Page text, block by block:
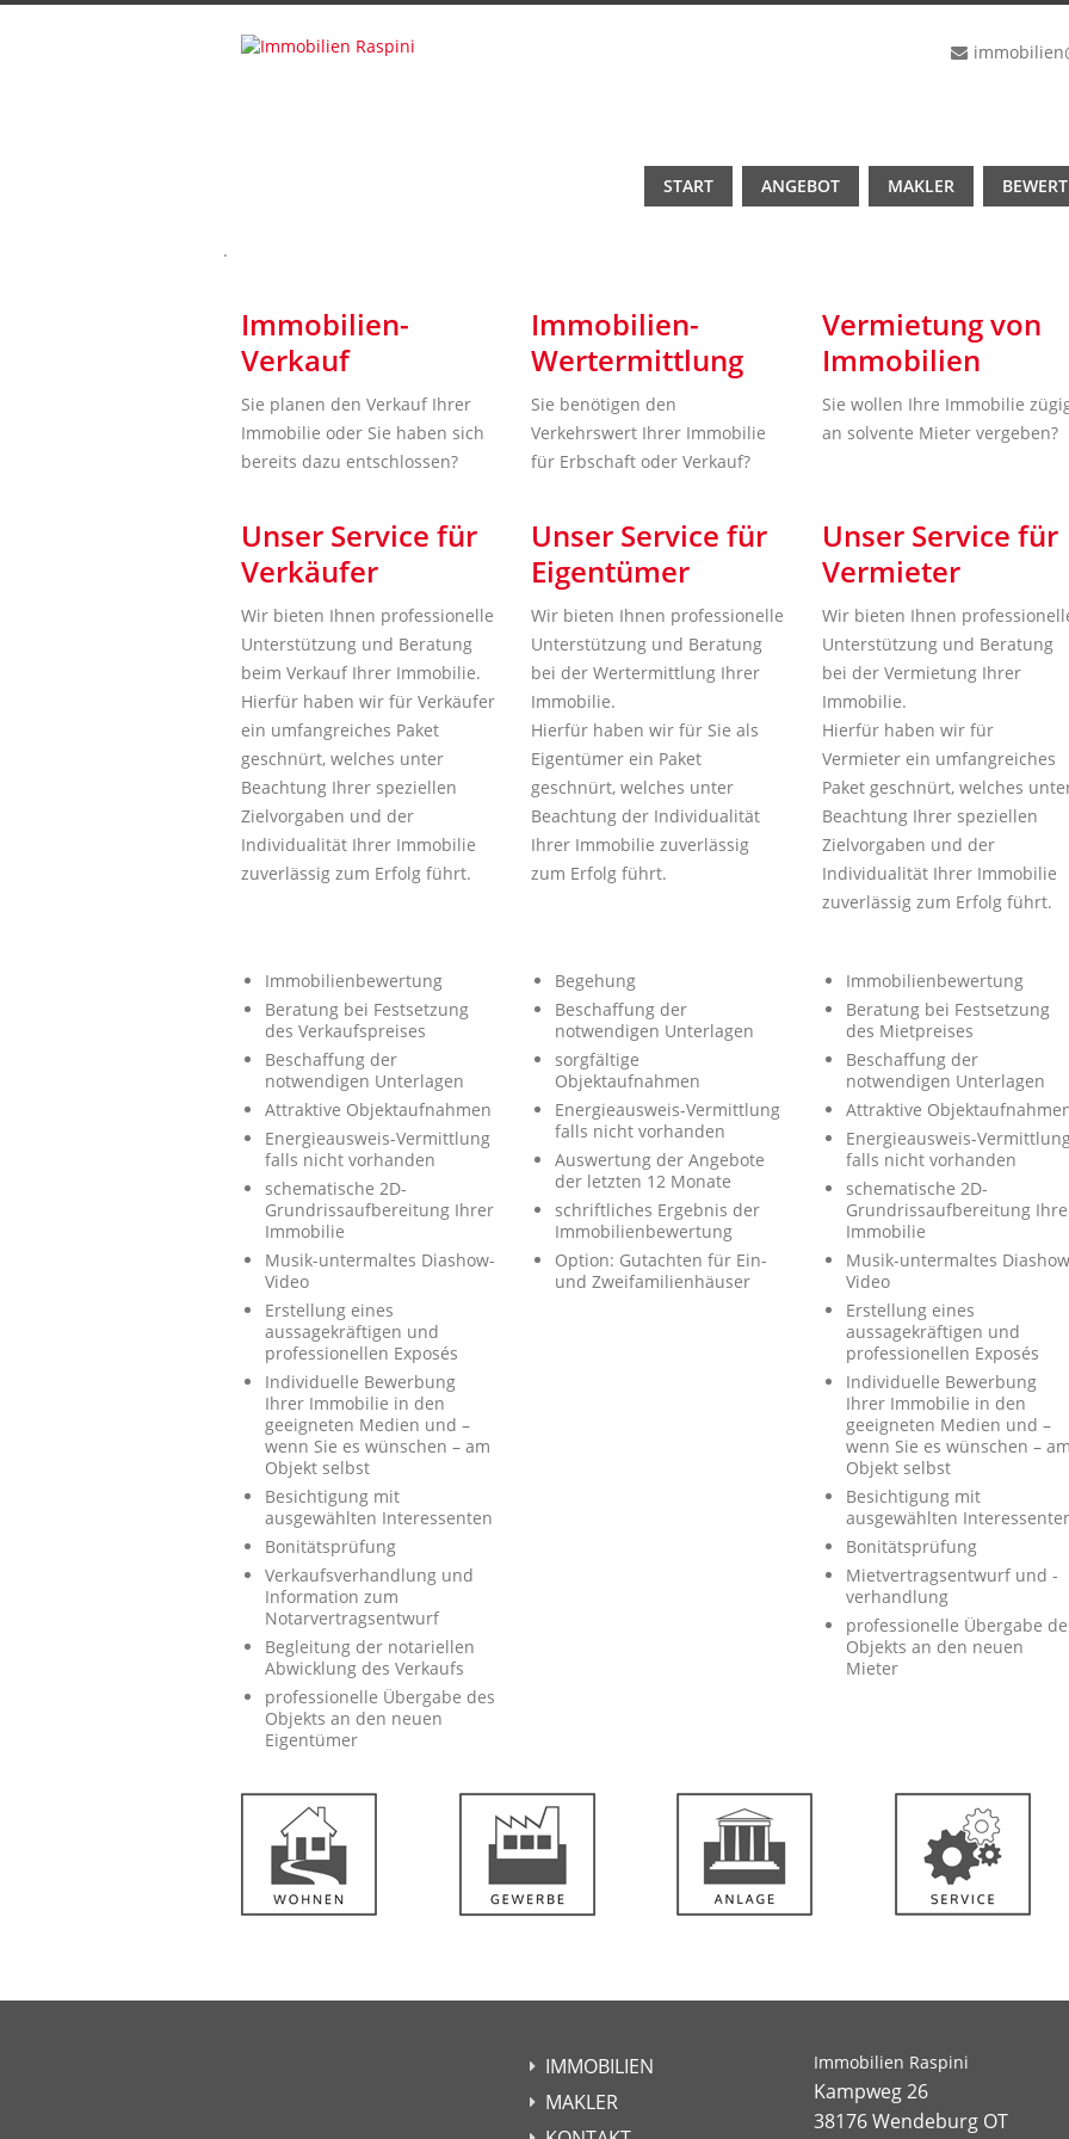
START ANGEBOT MAKLER
.
Immobilien-
Verkauf
Sie planen den Verkauf Ihrer
Immobilie oder Sie haben sich
bereits dazu entschlossen?
Immobilien-
Wertermittlung
Sie benötigen den
Verkehrswert Ihrer Immobilie
für Erbschaft oder Verkauf?
Vermietung von
Immobilien
Sie wollen Ihre Immobilie
an solvente Mieter vergeben?
Unser Service für
Verkäufer
Wir bieten Ihnen professionelle
Unterstützung und Beratung
beim Verkauf Ihrer Immobilie.
Hierfür haben wir für Verkäufer
ein umfangreiches Paket
geschnürt, welches unter
Beachtung Ihrer speziellen
Zielvorgaben und der
Individualität Ihrer Immobilie
zuverlässig zum Erfolg führt.
Unser Service für
Eigentümer
Wir bieten Ihnen professionelle
Unterstützung und Beratung
bei der Wertermittlung Ihrer
Immobilie.
Hierfür haben wir für Sie als
Eigentümer ein Paket
geschnürt, welches unter
Beachtung der Individualität
Ihrer Immobilie zuverlässig
zum Erfolg führt.
Unser Service für
Vermieter
Wir bieten Ihnen
Unterstützung und Beratung
bei der Vermietung Ihrer
Immobilie.
Hierfür haben wir für
Vermieter ein umfangreiches
Paket geschnürt, welches
Beachtung Ihrer speziellen
Zielvorgaben und der
Individualität Ihrer Immobilie
zuverlässig zum Erfolg führt.
Immobilienbewertung
Beratung bei Festsetzung
des Verkaufspreises
Beschaffung der
notwendigen Unterlagen
Attraktive Objektaufnahmen
Energieausweis-Vermittlung
falls nicht vorhanden
schematische 2D-
Grundrissaufbereitung Ihrer
Immobilie
Musik-untermaltes Diashow-
Video
Erstellung eines
aussagekräftigen und
professionellen Exposés
Individuelle Bewerbung
Ihrer Immobilie in den
geeigneten Medien und –
wenn Sie es wünschen – am
Objekt selbst
Besichtigung mit
ausgewählten Interessenten
Bonitätsprüfung
Verkaufsverhandlung und
Information zum
Notarvertragsentwurf
Begleitung der notariellen
Abwicklung des Verkaufs
professionelle Übergabe des
Objekts an den neuen
Eigentümer
Begehung
Beschaffung der
notwendigen Unterlagen
sorgfältige
Objektaufnahmen
Energieausweis-Vermittlung
falls nicht vorhanden
Auswertung der Angebote
der letzten 12 Monate
schriftliches Ergebnis der
Immobilienbewertung
Option: Gutachten für Ein-
und Zweifamilienhäuser
Immobilienbewertung
Beratung bei Festsetzung
des Mietpreises
Beschaffung der
notwendigen Unterlagen
Attraktive
Energieausweis-
falls nicht vorhanden
schematische 2D-
Grundrissaufbereitung
Immobilie
Musik-untermaltes
Video
Erstellung eines
aussagekräftigen und
professionellen Exposés
Individuelle Bewerbung
Ihrer Immobilie in den
geeigneten Medien und –
wenn Sie es wünschen –
Objekt selbst
Besichtigung mit
ausgewählten
Bonitätsprüfung
Mietvertragsentwurf und -
verhandlung
professionelle Übergabe
Objekts an den neuen
Mieter
IMMOBILIEN
MAKLER
Immobilien Raspini
Kampweg 26
38176 Wendeburg OT